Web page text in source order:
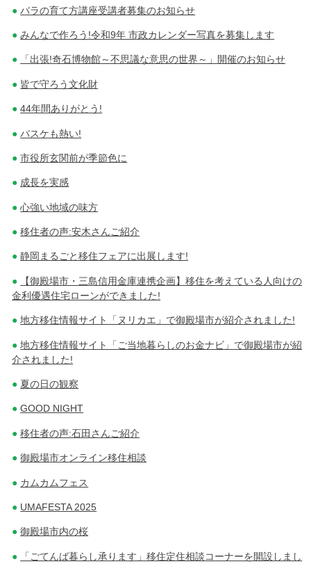
バラの育て方講座受講者募集のお知らせ
みんなで作ろう!令和9年 市政カレンダー写真を募集します
「出張!奇石博物館～不思議な意思の世界～」開催のお知らせ
皆で守ろう文化財
44年間ありがとう!
バスケも熱い!
市役所玄関前が季節色に
成長を実感
心強い地域の味方
移住者の声:安木さんご紹介
静岡まるごと移住フェアに出展します!
【御殿場市・三島信用金庫連携企画】移住を考えている人向けの
金利優遇住宅ローンができました!
地方移住情報サイト「ヌリカエ」で御殿場市が紹介されました!
地方移住情報サイト「ご当地暮らしのお金ナビ」で御殿場市が紹
介されました!
夏の日の観察
GOOD NIGHT
移住者の声:石田さんご紹介
御殿場市オンライン移住相談
カムカムフェス
UMAFESTA 2025
御殿場市内の桜
「ごてんば暮らし承ります」移住定住相談コーナーを開設しまし